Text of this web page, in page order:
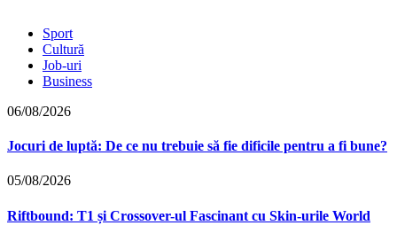
Sport
Cultură
Job-uri
Business
06/08/2026
Jocuri de luptă: De ce nu trebuie să fie dificile pentru a fi bune?
05/08/2026
Riftbound: T1 și Crossover-ul Fascinant cu Skin-urile World